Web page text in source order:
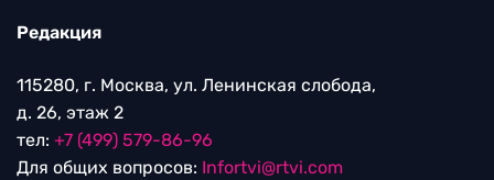
Редакция
115280, г. Москва, ул. Ленинская слобода,
д. 26, этаж 2
тел: +7 (499) 579-86-96
Для общих вопросов: Infortvi@rtvi.com